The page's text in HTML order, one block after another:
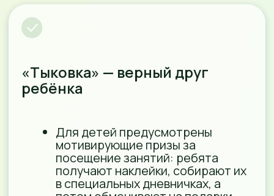
Адрес
г. Краснодар, ЮМР,
и женской консультацией)
Присоединяйтесь к нам
в социальных сетях
узнавайте первыми о новостях, а
также читайте полезную информацию